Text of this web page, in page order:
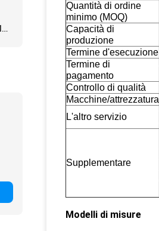
Quantità di ordine
minimo (MOQ)
Capacità di
produzione
Termine d'esecuzione
Termine di
pagamento
Controllo di qualità
Macchine/attrezzatura
L'altro servizio
Supplementare
Modelli di misure